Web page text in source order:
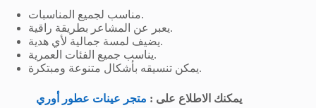
مناسب لجميع المناسبات.
يعبر عن المشاعر بطريقة راقية.
يضيف لمسة جمالية لأي هدية.
يناسب جميع الفئات العمرية.
يمكن تنسيقه بأشكال متنوعة ومبتكرة.
يمكنك الاطلاع على : متجر عينات عطور أوري